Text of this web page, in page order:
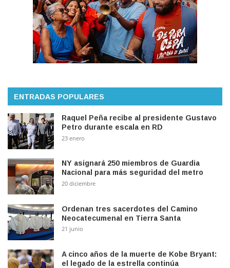
ENTRADAS POPULARES
Raquel Peña recibe al presidente Gustavo
Petro durante escala en RD
23 enero
NY asignará 250 miembros de Guardia
Nacional para más seguridad del metro
20 diciembre
Ordenan tres sacerdotes del Camino
Neocatecumenal en Tierra Santa
21 junio
A cinco años de la muerte de Kobe Bryant:
el legado de la estrella continúa